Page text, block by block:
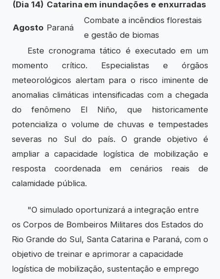
(Dia 14) Catarina em inundações e enxurradas
Agosto Paraná
Combate a incêndios florestais
e gestão de biomas
Este cronograma tático é executado em um
momento crítico. Especialistas e órgãos
meteorológicos alertam para o risco iminente de
anomalias climáticas intensificadas com a chegada
do fenômeno El Niño, que historicamente
potencializa o volume de chuvas e tempestades
severas no Sul do país. O grande objetivo é
ampliar a capacidade logística de mobilização e
resposta coordenada em cenários reais de
calamidade pública.
"O simulado oportunizará a integração entre
os Corpos de Bombeiros Militares dos Estados do
Rio Grande do Sul, Santa Catarina e Paraná, com o
objetivo de treinar e aprimorar a capacidade
logística de mobilização, sustentação e emprego